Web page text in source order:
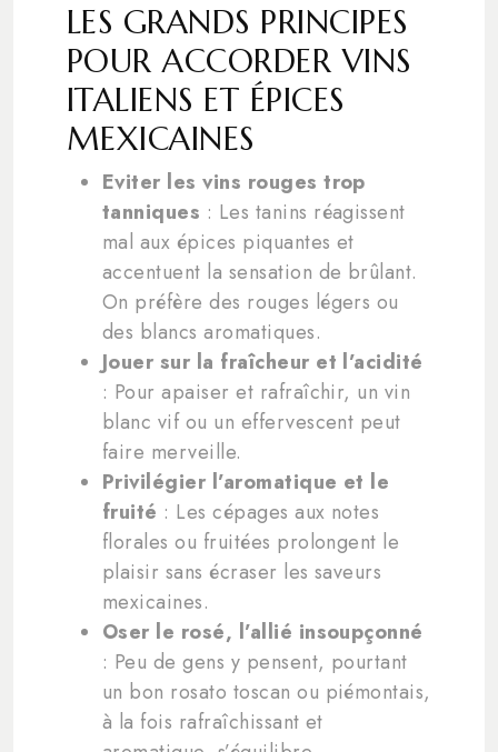
LES GRANDS PRINCIPES
POUR ACCORDER VINS
ITALIENS ET ÉPICES
MEXICAINES
Eviter les vins rouges trop
tanniques : Les tanins réagissent
mal aux épices piquantes et
accentuent la sensation de brûlant.
On préfère des rouges légers ou
des blancs aromatiques.
Jouer sur la fraîcheur et l’acidité
: Pour apaiser et rafraîchir, un vin
blanc vif ou un effervescent peut
faire merveille.
Privilégier l’aromatique et le
fruité : Les cépages aux notes
florales ou fruitées prolongent le
plaisir sans écraser les saveurs
mexicaines.
Oser le rosé, l’allié insoupçonné
: Peu de gens y pensent, pourtant
un bon rosato toscan ou piémontais,
à la fois rafraîchissant et